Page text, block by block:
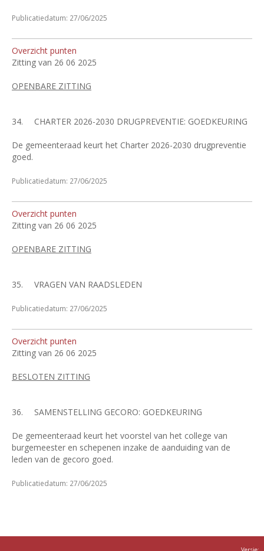
Publicatiedatum: 27/06/2025
Overzicht punten
Zitting van 26 06 2025
OPENBARE ZITTING
34. CHARTER 2026-2030 DRUGPREVENTIE: GOEDKEURING
De gemeenteraad keurt het Charter 2026-2030 drugpreventie
goed.
Publicatiedatum: 27/06/2025
Overzicht punten
Zitting van 26 06 2025
OPENBARE ZITTING
35. VRAGEN VAN RAADSLEDEN
Publicatiedatum: 27/06/2025
Overzicht punten
Zitting van 26 06 2025
BESLOTEN ZITTING
36. SAMENSTELLING GECORO: GOEDKEURING
De gemeenteraad keurt het voorstel van het college van
burgemeester en schepenen inzake de aanduiding van de
leden van de gecoro goed.
Publicatiedatum: 27/06/2025